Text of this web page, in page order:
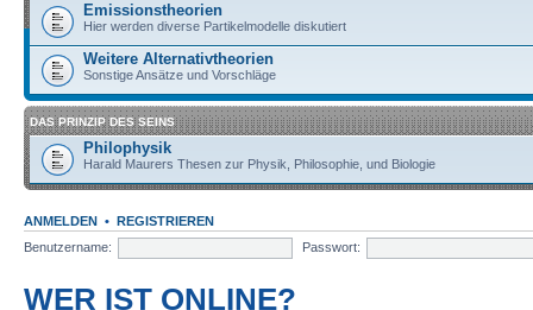
Emissionstheorien
Hier werden diverse Partikelmodelle diskutiert
Weitere Alternativtheorien
Sonstige Ansätze und Vorschläge
DAS PRINZIP DES SEINS
Philophysik
Harald Maurers Thesen zur Physik, Philosophie, und Biologie
ANMELDEN • REGISTRIEREN
Benutzername:
Passwort:
WER IST ONLINE?